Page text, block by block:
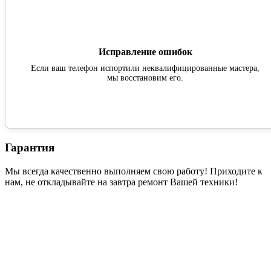
Исправление ошибок
Если ваш телефон испортили неквалифицированные мастера,
мы восстановим его.
Гарантия
Мы всегда качественно выполняем свою работу! Приходите к
нам, не откладывайте на завтра ремонт Вашей техники!